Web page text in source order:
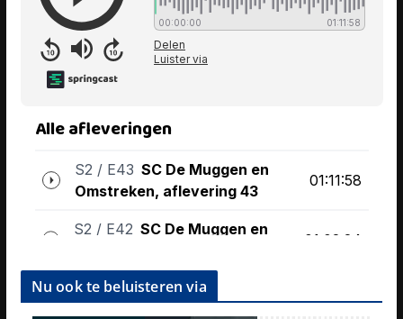
Nu ook te beluisteren via